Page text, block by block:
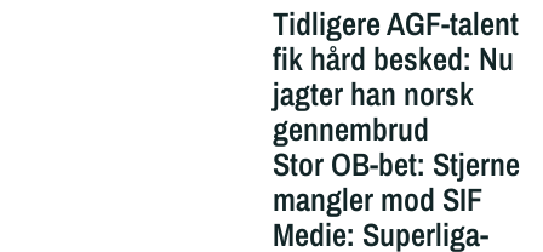
Tidligere AGF-talent
fik hård besked: Nu
jagter han norsk
gennembrud
Stor OB-bet: Stjerne
mangler mod SIF
Medie: Superliga-